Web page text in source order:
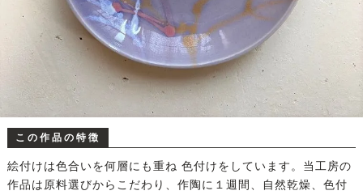
この作品の特徴
絵付けは色合いを何層にも重ね 色付けをしています。当工房の
作品は原料選びからこだわり、作陶に１週間、自然乾燥、色付